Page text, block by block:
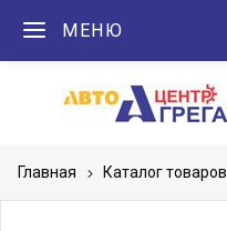
МЕНЮ
Главная Каталог товаров